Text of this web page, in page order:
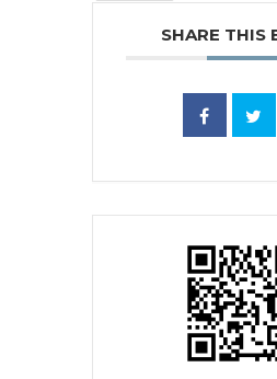
SHARE THIS